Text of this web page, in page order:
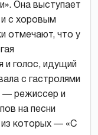
Она выступает
с хоровым
отмечают, что у
и голос, идущий
с гастролями
— режиссер и
на песни
из которых — «С